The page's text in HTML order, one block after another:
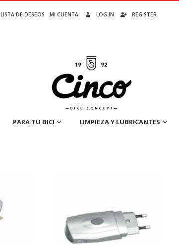
LISTA DE DESEOS MI CUENTA LOG IN REGISTER
PARA TU BICI LIMPIEZA Y LUBRICANTES